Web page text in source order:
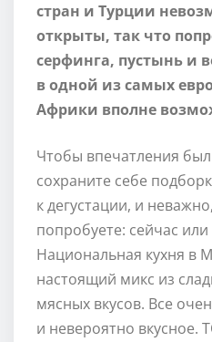
стран и Турции
открыты, так что
серфинга, пустынь и
в одной из самых
Африки вполне
Чтобы впечатления
сохраните себе
к дегустации, и
попробуете: сейчас
Национальная кухня в
настоящий микс из
мясных вкусов. Все
и невероятно вкусное.